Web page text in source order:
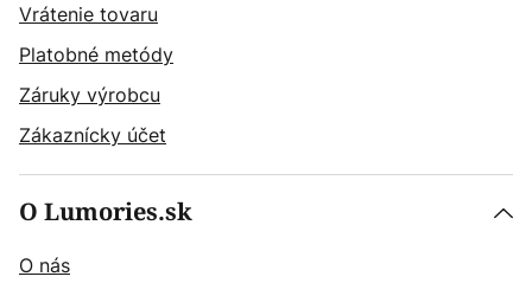
Vrátenie tovaru
Platobné metódy
Záruky výrobcu
Zákaznícky účet
O Lumories.sk
O nás